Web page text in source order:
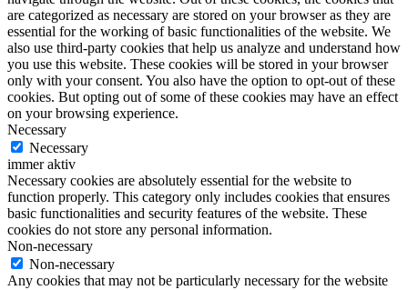
are categorized as necessary are stored on your browser as they are
essential for the working of basic functionalities of the website. We
also use third-party cookies that help us analyze and understand how
you use this website. These cookies will be stored in your browser
only with your consent. You also have the option to opt-out of these
cookies. But opting out of some of these cookies may have an effect
on your browsing experience.
Necessary
Necessary
immer aktiv
Necessary cookies are absolutely essential for the website to
function properly. This category only includes cookies that ensures
basic functionalities and security features of the website. These
cookies do not store any personal information.
Non-necessary
Non-necessary
Any cookies that may not be particularly necessary for the website